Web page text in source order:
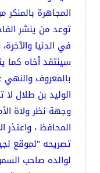
المجاهرة
توعد من ينشر
في الدنيا
سينتقد أخاه كما
بالمعروف والنهي
الوليد بن طلال لا
وجهة نظر ولاة
المحافظ ، واعتذر
تصريحه "لموقع
لوالده صاحب